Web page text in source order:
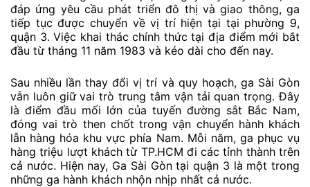
đáp ứng yêu cầu phát triển đô thị và giao thông, ga
tiếp tục được chuyển về vị trí hiện tại tại phường 9,
quận 3. Việc khai thác chính thức tại địa điểm mới bắt
đầu từ tháng 11 năm 1983 và kéo dài cho đến nay.
Sau nhiều lần thay đổi vị trí và quy hoạch, ga Sài Gòn
vẫn luôn giữ vai trò trung tâm vận tải quan trọng. Đây
là điểm đầu mối lớn của tuyến đường sắt Bắc Nam,
đóng vai trò then chốt trong vận chuyển hành khách
lẫn hàng hóa khu vực phía Nam. Mỗi năm, ga phục vụ
hàng triệu lượt khách từ TP.HCM đi các tỉnh thành trên
cả nước. Hiện nay, Ga Sài Gòn tại quận 3 là một trong
những ga hành khách nhộn nhịp nhất cả nước.